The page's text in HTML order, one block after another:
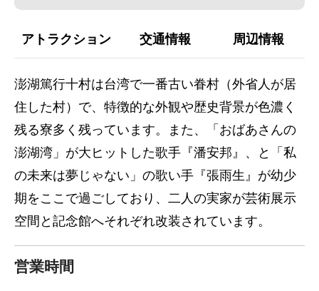
アトラクション 交通情報 周辺情報
澎湖篤行十村は台湾で一番古い眷村（外省人が居
住した村）で、特徴的な外観や歴史背景が色濃く
残る寮多く残っています。また、「おばあさんの
澎湖湾」が大ヒットした歌手『潘安邦』、と「私
の未来は夢じゃない」の歌い手『張雨生』が幼少
期をここで過ごしており、二人の実家が芸術展示
空間と記念館へそれぞれ改装されています。
営業時間